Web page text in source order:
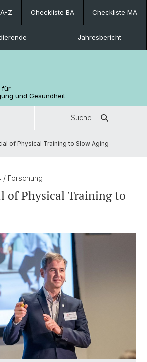
Z Checkliste BA Checkliste MA
Jahresbericht
für
und Gesundheit
Suche
of Physical Training to Slow Aging
/ Forschung
of Physical Training to